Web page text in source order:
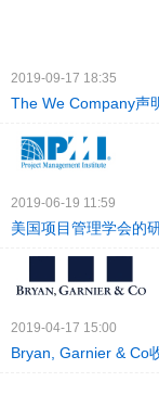
2019-09-17 18:35
The We Company声
2019-06-19 11:59
美国项目管理学会的
2019-04-17 15:00
Bryan, Garnier & Co